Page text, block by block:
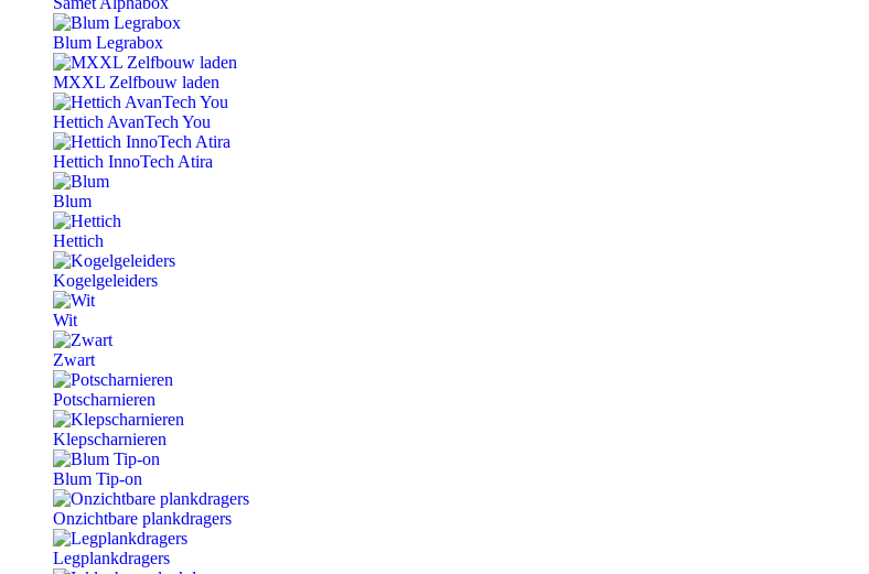
Blum Legrabox
MXXL Zelfbouw laden
Hettich AvanTech You
Hettich InnoTech Atira
Blum
Hettich
Kogelgeleiders
Wit
Zwart
Potscharnieren
Klepscharnieren
Blum Tip-on
Onzichtbare plankdragers
Legplankdragers